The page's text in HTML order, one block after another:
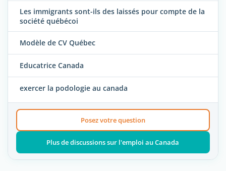
Les immigrants sont-ils des laissés pour compte de la
société québécoi
Modèle de CV Québec
Educatrice Canada
exercer la podologie au canada
Posez votre question
Plus de discussions sur l'emploi au Canada